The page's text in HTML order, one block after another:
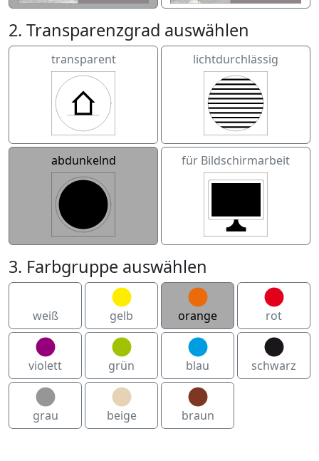
2. Transparenzgrad auswählen
transparent lichtdurchlässig
abdunkelnd für Bildschirmarbeit
3. Farbgruppe auswählen
weiß gelb orange rot
violett grün blau schwarz
grau beige braun